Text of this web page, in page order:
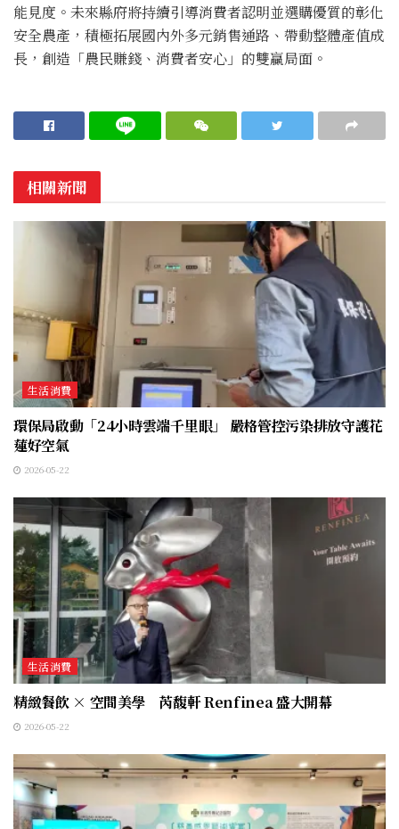
能見度。未來縣府將持續引導消費者認明並選購優質的彰化
安全農產，積極拓展國內外多元銷售通路、帶動整體產值成
長，創造「農民賺錢、消費者安心」的雙贏局面。
相關新聞
生活消費
環保局啟動「24小時雲端千里眼」 嚴格管控污染排放守護花
蓮好空氣
2026-05-22
生活消費
精緻餐飲 × 空間美學 芮馥軒 Renfinea 盛大開幕
2026-05-22